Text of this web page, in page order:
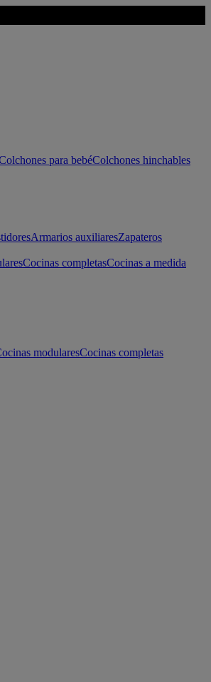
para bebéColchones hinchables
Armarios auxiliaresZapateros
Cocinas completasCocinas a medida
modularesCocinas completas